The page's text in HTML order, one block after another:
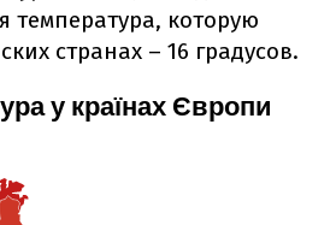
температура, которую
странах – 16 градусов.